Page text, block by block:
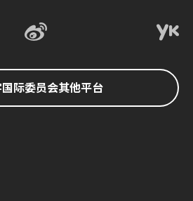
际委员会其他平台